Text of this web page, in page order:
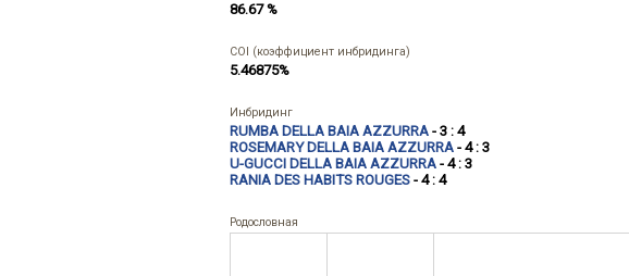
86.67 %
COI (коэффициент инбридинга)
5.46875%
Инбридинг
RUMBA DELLA BAIA AZZURRA - 3 : 4
ROSEMARY DELLA BAIA AZZURRA - 4 : 3
U-GUCCI DELLA BAIA AZZURRA - 4 : 3
RANIA DES HABITS ROUGES - 4 : 4
Родословная